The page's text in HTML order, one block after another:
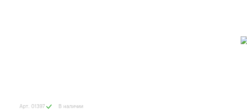
Арт. 01397 В наличии